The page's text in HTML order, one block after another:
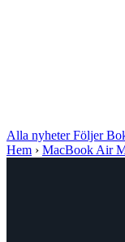
Alla nyheterFöljer
Hem › MacBook Air